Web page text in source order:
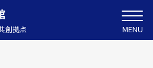
創拠点 MENU